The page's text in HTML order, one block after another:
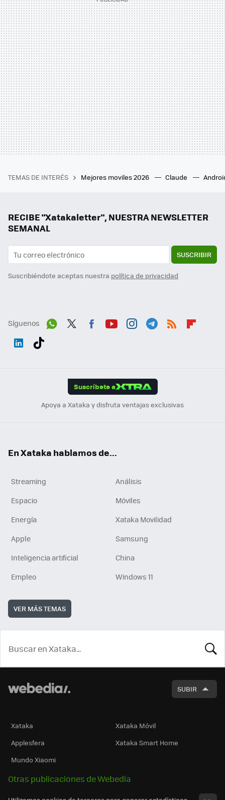
TEMAS DE INTERÉS Mejores moviles 2026 Claude
RECIBE "Xatakaletter", NUESTRA NEWSLETTER
SEMANAL
SUSCRIBIR
Suscribiéndote aceptas nuestra política de privacidad
Síguenos
Suscríbete a
Apoya a Xataka y disfruta ventajas exclusivas
En Xataka hablamos de...
Streaming
Análisis
Espacio
Móviles
Energía
Xataka Movilidad
Apple
Samsung
Inteligencia artificial
China
Empleo
Windows 11
VER MÁS TEMAS
SUBIR
Xataka
Xataka Móvil
Applesfera
Xataka Smart Home
Mundo Xiaomi
Otras publicaciones de Webedia